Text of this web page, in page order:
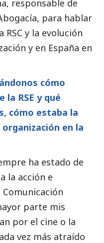
responsable de
, para hablar
y la evolución
y en España en
cómo
RSE y qué
cómo estaba la
en la
ha estado de
la acción e
Comunicación
parte mis
por el cine o la
vez más atraído